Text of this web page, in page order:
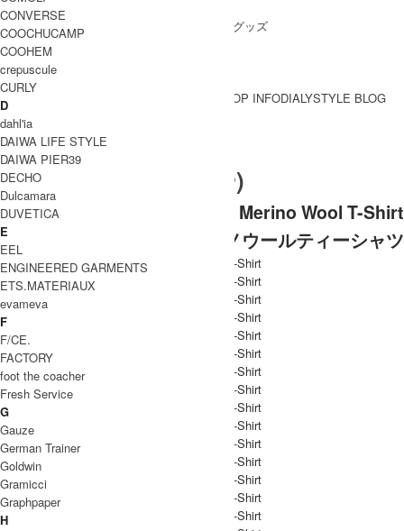
/ その他グッズ
BRAND一覧
BRAND一覧
SHOP INFODIALYSTYLE BLOG
Caledoor (カレドアー)
Caledoor (カレドアー) Light Merino Wool T-Shirt
/ ライトメリノウールティーシャツ
CONVERSE
COOCHUCAMP
COOHEM
crepuscule
CURLY
D
dahl'ia
DAIWA LIFE STYLE
DAIWA PIER39
DECHO
Dulcamara
DUVETICA
E
EEL
ENGINEERED GARMENTS
ETS.MATERIAUX
evameva
F
F/CE.
FACTORY
foot the coacher
Fresh Service
G
Gauze
German Trainer
Goldwin
Gramicci
Graphpaper
H